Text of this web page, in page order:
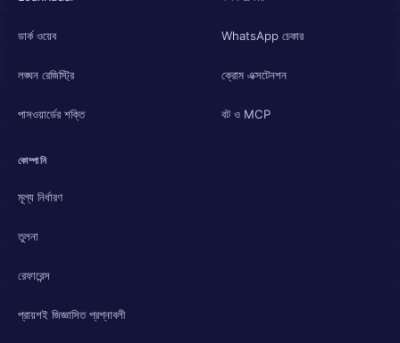
ডার্ক ওয়েব
লঙ্ঘন রেজিস্ট্রি
পাসওয়ার্ডের শক্তি
WhatsApp চেকার
ক্রোম এক্সটেনশন
বট ও MCP
কোম্পানি
মূল্য নির্ধারণ
তুলনা
রেফারেন্স
প্রায়শই জিজ্ঞাসিত প্রশ্নাবলী